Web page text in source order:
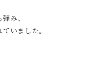
み、
いました。